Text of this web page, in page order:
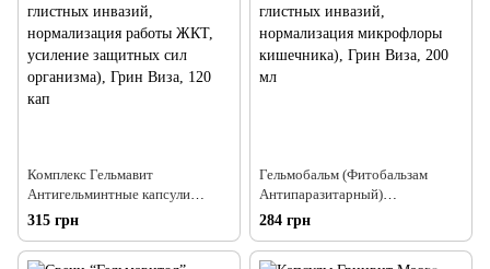
Комплекс Гельмавит
Антигельминтные капсули
(профилактика и устранение
глистных инвазий, нормализация
работы ЖКТ, усиление
315 грн
Гельмобальм (Фитобальзам
Антипаразитарный)
(профилактика и устранение
глистных инвазий, нормализация
микрофлоры кишечника), Грин
284 грн